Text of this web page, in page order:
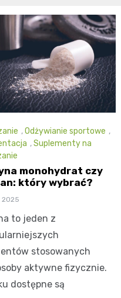
,Odżywianie sportowe ,
,Suplementy na
monohydrat czy
który wybrać?
2025
to jeden z
stosowanych
aktywne fizycznie.
dostępne są